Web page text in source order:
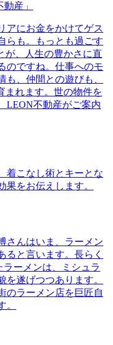
産」
アにお金をかけてゲス
らも。もっとも過ごす
が、人生の豊かさに直
のですね。仕事へのモ
、仲間との遊びも、
まれます。世の物件を
LEON不動産がご案内
着こなし術とキーとな
果をお伝えします。
さんはいま、ラーメン
ると言います。長らく
ーメンは、ミシュラ
を遂げつつあります。
のラーメン店を巨匠自
。